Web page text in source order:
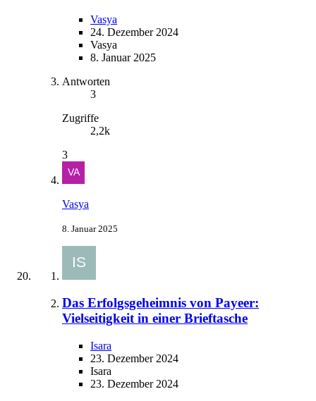
Vasya
24. Dezember 2024
Vasya
8. Januar 2025
Antworten
3
Zugriffe
2,2k
3
Vasya
8. Januar 2025
Das Erfolgsgeheimnis von Payeer:
Vielseitigkeit in einer Brieftasche
Isara
23. Dezember 2024
Isara
23. Dezember 2024